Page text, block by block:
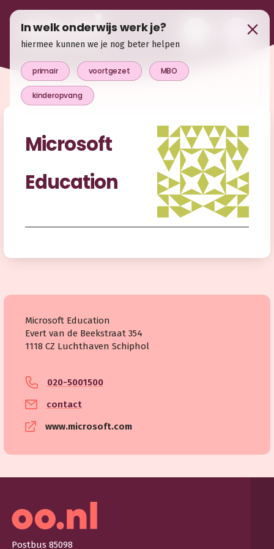
Microsoft
Education
Microsoft Education
Evert van de Beekstraat 354
1118 CZ Luchthaven Schiphol
020-5001500
contact
www.microsoft.com
Postbus 85098
In welk onderwijs werk je?
hiermee kunnen we je nog beter helpen
primair voortgezet MBO
kinderopvang